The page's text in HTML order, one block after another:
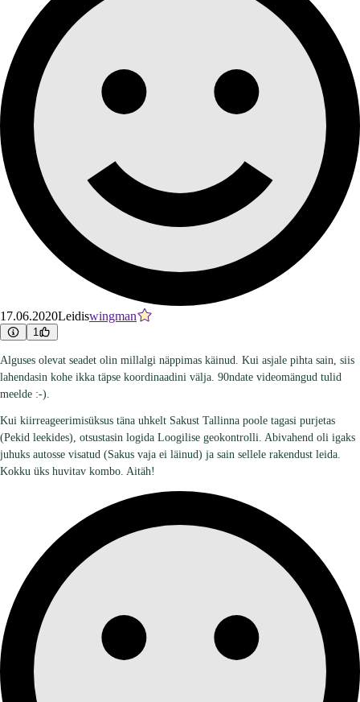
17.06.2020Leidiswingman
1
Alguses olevat seadet olin millalgi näppimas käinud. Kui asjale pihta sain, siis
lahendasin kohe ikka täpse koordinaadini välja. 90ndate videomängud tulid
meelde :-).
Kui kiirreageerimisüksus täna uhkelt Sakust Tallinna poole tagasi purjetas
(Pekid leekides), otsustasin logida Loogilise geokontrolli. Abivahend oli igaks
juhuks autosse visatud (Sakus vaja ei läinud) ja sain sellele rakendust leida.
Kokku üks huvitav kombo. Aitäh!